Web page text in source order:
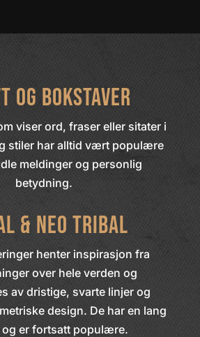
og Bokstaver
viser ord, fraser eller sitater i
stiler har alltid vært populære
meldinger og personlig
betydning.
& Neo Tribal
henter inspirasjon fra
over hele verden og
av dristige, svarte linjer og
design. De har en lang
og er fortsatt populære.